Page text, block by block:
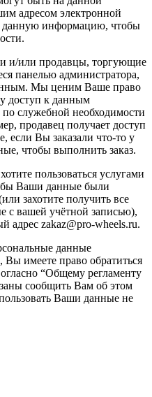
адресом электронной
информацию, чтобы
и/или продавцы, торгующие
панелью администратора,
Мы ценим Ваше право
доступ к данным
по служебной необходимости
продавец получает доступ
если Вы заказали что-то у
чтобы выполнить заказ.
пользоваться услугами
Ваши данные были
захотите получить все
с вашей учётной записью),
адрес zakaz@pro-wheels.ru.
данные
имеете право обратиться
“Общему регламенту
сообщить Вам об этом
Ваши данные не